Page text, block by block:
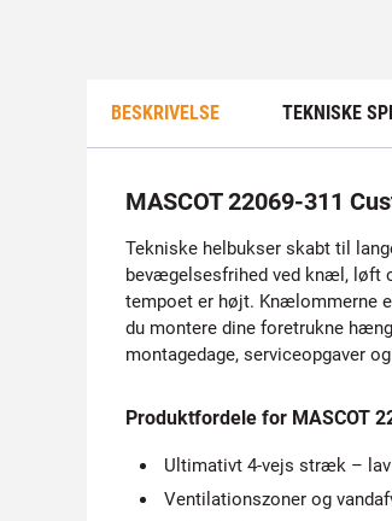
BESKRIVELSE TEKNISKE
MASCOT 22069-311
Tekniske helbukser skabt til
bevægelsesfrihed ved knæl, løft
tempoet er højt. Knælommerne
du montere dine foretrukne
montagedage, serviceopgaver
Produktfordele for MASCOT
Ultimativt 4-vejs stræk –
Ventilationszoner og